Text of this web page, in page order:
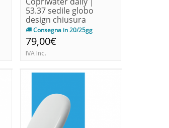
53.37 sedile globo
design chiusura
normale
Consegna in 20/25gg
79,00€
IVA Inc.